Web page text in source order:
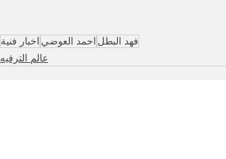
اخبار فنية احمد العوضي فهد البطل
عالم الترفيه